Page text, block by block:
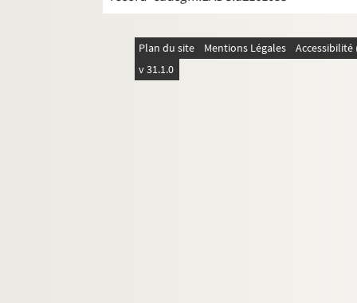
Plan du site Mentions Légales
v 31.1.0